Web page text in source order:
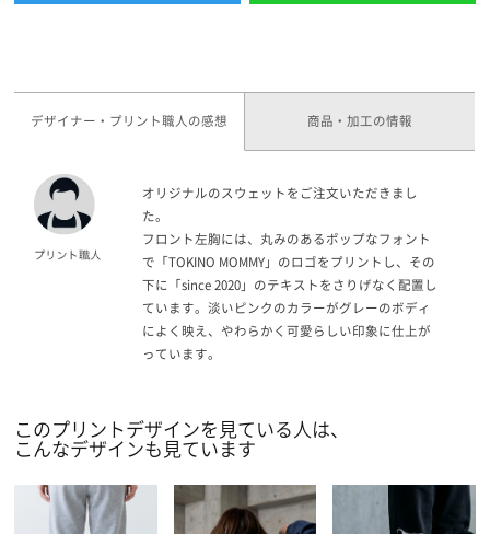
デザイナー・プリント職人の感想 商品・加工の情報
オリジナルのスウェットをご注文いただきまし
た。
フロント左胸には、丸みのあるポップなフォント
で「TOKINO MOMMY」のロゴをプリントし、その
下に「since 2020」のテキストをさりげなく配置し
ています。淡いピンクのカラーがグレーのボディ
によく映え、やわらかく可愛らしい印象に仕上が
っています。
このプリントデザインを見ている人は、
こんなデザインも見ています